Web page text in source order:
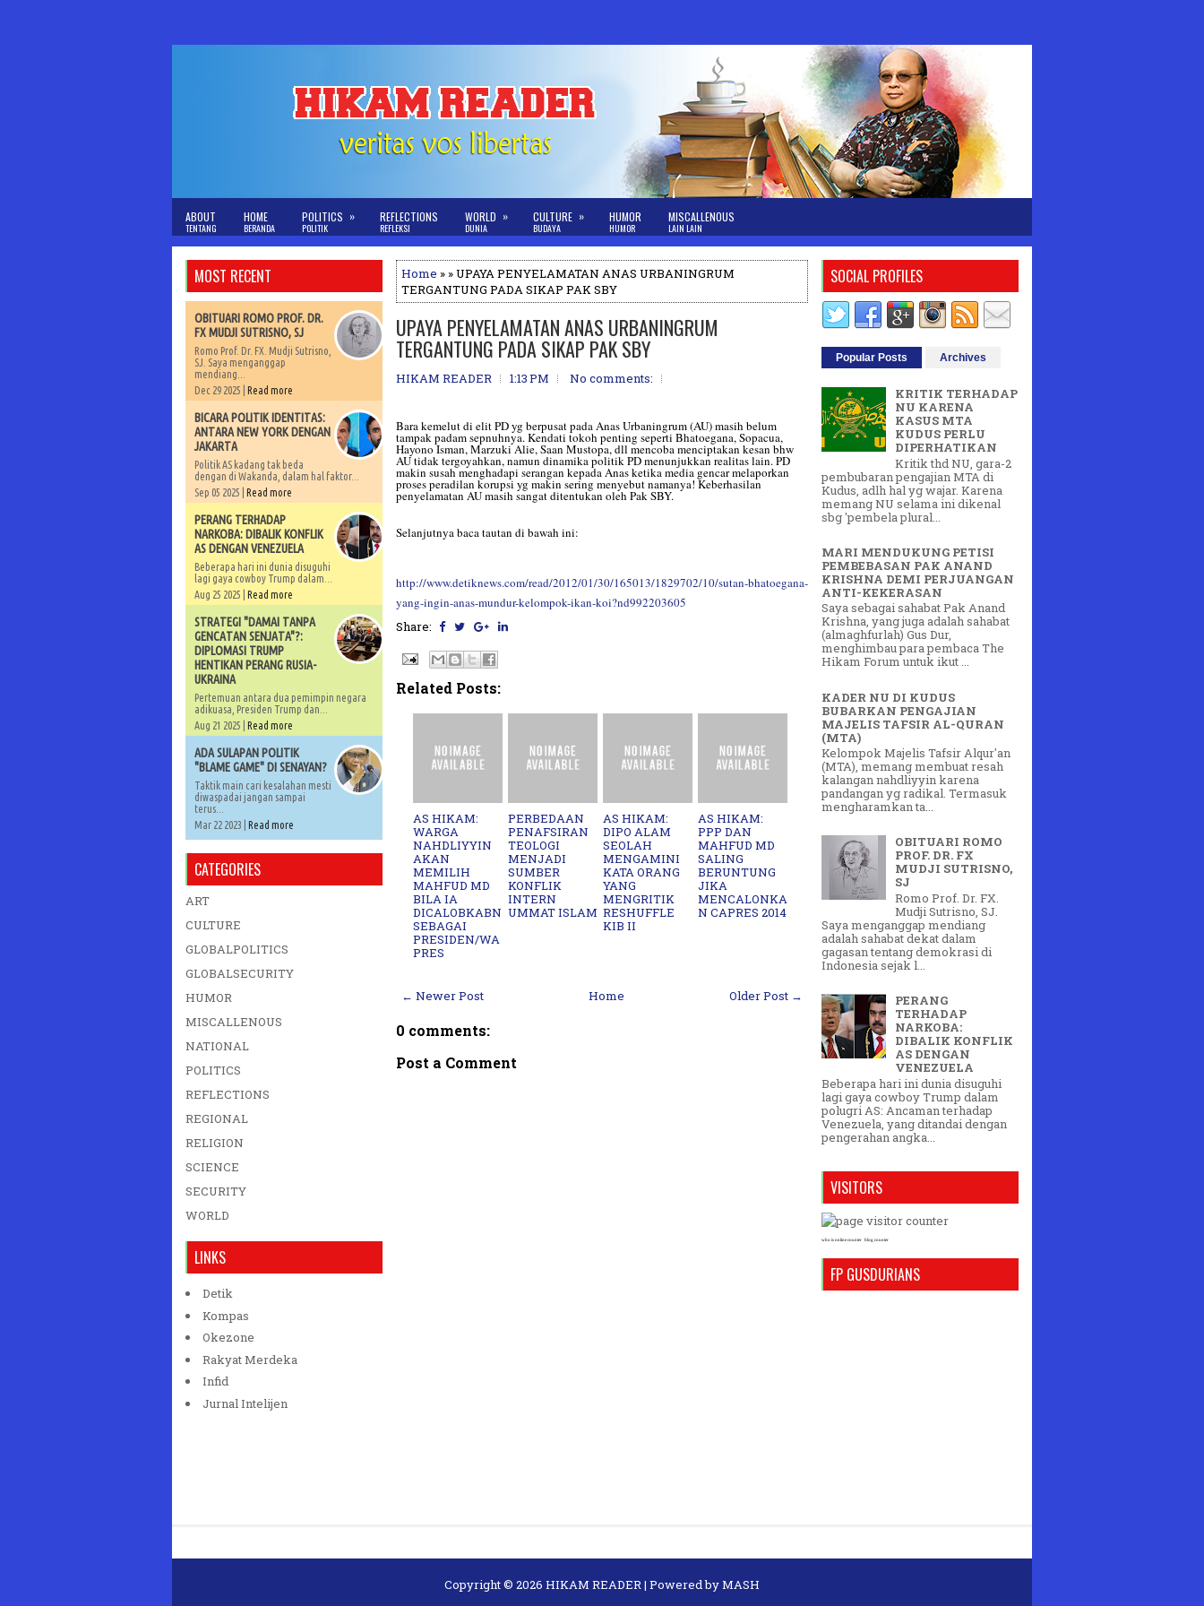
ABOUT
TENTANG
HOME
BERANDA
POLITICS
POLITIK
» REFLECTIONS
REFLEKSI
WORLD
DUNIA
» CULTURE
BUDAYA
» HUMOR
HUMOR
MISCALLENOUS
LAIN LAIN
Home » » UPAYA PENYELAMATAN ANAS URBANINGRUM
TERGANTUNG PADA SIKAP PAK SBY
UPAYA PENYELAMATAN ANAS URBANINGRUM
TERGANTUNG PADA SIKAP PAK SBY
HIKAM READER 1:13 PM No comments:
Bara kemelut di elit PD yg berpusat pada Anas Urbaningrum (AU) masih belum
tampak padam sepnuhnya. Kendati tokoh penting seperti Bhatoegana, Sopacua,
Hayono Isman, Marzuki Alie, Saan Mustopa, dll mencoba menciptakan kesan bhw
AU tidak tergoyahkan, namun dinamika politik PD menunjukkan realitas lain. PD
makin susah menghadapi serangan kepada Anas ketika media gencar melaporkan
proses peradilan korupsi yg makin sering menyebut namanya! Keberhasilan
penyelamatan AU masih sangat ditentukan oleh Pak SBY.
Selanjutnya baca tautan di bawah ini:
http://www.detiknews.com/read/2012/01/30/165013/1829702/10/sutan-bhatoegana-
yang-ingin-anas-mundur-kelompok-ikan-koi?nd992203605
Share:
Related Posts:
AS HIKAM:
WARGA
NAHDLIYYIN
AKAN
MEMILIH
MAHFUD MD
BILA IA
DICALOBKABN
SEBAGAI
PRESIDEN/WA
PRES
PERBEDAAN
PENAFSIRAN
TEOLOGI
MENJADI
SUMBER
KONFLIK
INTERN
UMMAT ISLAM
AS HIKAM:
DIPO ALAM
SEOLAH
MENGAMINI
KATA ORANG
YANG
MENGRITIK
RESHUFFLE
KIB II
AS HIKAM:
PPP DAN
MAHFUD MD
SALING
BERUNTUNG
JIKA
MENCALONKA
N CAPRES 2014
← Newer Post Older Post →
Home
0 comments:
Post a Comment
MOST RECENT
OBITUARI ROMO PROF. DR.
FX MUDJI SUTRISNO, SJ
Romo Prof. Dr. FX. Mudji Sutrisno,
SJ. Saya menganggap
mendiang...
Dec 29 2025 | Read more
BICARA POLITIK IDENTITAS:
ANTARA NEW YORK DENGAN
JAKARTA
Politik AS kadang tak beda
dengan di Wakanda, dalam hal faktor...
Sep 05 2025 | Read more
PERANG TERHADAP
NARKOBA: DIBALIK KONFLIK
AS DENGAN VENEZUELA
Beberapa hari ini dunia disuguhi
lagi gaya cowboy Trump dalam...
Aug 25 2025 | Read more
STRATEGI "DAMAI TANPA
GENCATAN SENJATA"?:
DIPLOMASI TRUMP
HENTIKAN PERANG RUSIA-
UKRAINA
Pertemuan antara dua pemimpin negara
adikuasa, Presiden Trump dan...
Aug 21 2025 | Read more
ADA SULAPAN POLITIK
"BLAME GAME" DI SENAYAN?
Taktik main cari kesalahan mesti
diwaspadai jangan sampai
terus...
Mar 22 2023 | Read more
CATEGORIES
ART
CULTURE
GLOBALPOLITICS
GLOBALSECURITY
HUMOR
MISCALLENOUS
NATIONAL
POLITICS
REFLECTIONS
REGIONAL
RELIGION
SCIENCE
SECURITY
WORLD
LINKS
Detik
Kompas
Okezone
Rakyat Merdeka
Infid
Jurnal Intelijen
SOCIAL PROFILES
Popular Posts Archives
KRITIK TERHADAP
NU KARENA
KASUS MTA
KUDUS PERLU
DIPERHATIKAN
Kritik thd NU, gara-2
pembubaran pengajian MTA di
Kudus, adlh hal yg wajar. Karena
memang NU selama ini dikenal
sbg 'pembela plural...
MARI MENDUKUNG PETISI
PEMBEBASAN PAK ANAND
KRISHNA DEMI PERJUANGAN
ANTI-KEKERASAN
Saya sebagai sahabat Pak Anand
Krishna, yang juga adalah sahabat
(almaghfurlah) Gus Dur,
menghimbau para pembaca The
Hikam Forum untuk ikut ...
KADER NU DI KUDUS
BUBARKAN PENGAJIAN
MAJELIS TAFSIR AL-QURAN
(MTA)
Kelompok Majelis Tafsir Alqur'an
(MTA), memang membuat resah
kalangan nahdliyyin karena
pandangan yg radikal. Termasuk
mengharamkan ta...
OBITUARI ROMO
PROF. DR. FX
MUDJI SUTRISNO,
SJ
Romo Prof. Dr. FX.
Mudji Sutrisno, SJ.
Saya menganggap mendiang
adalah sahabat dekat dalam
gagasan tentang demokrasi di
Indonesia sejak l...
PERANG
TERHADAP
NARKOBA:
DIBALIK KONFLIK
AS DENGAN
VENEZUELA
Beberapa hari ini dunia disuguhi
lagi gaya cowboy Trump dalam
polugri AS: Ancaman terhadap
Venezuela, yang ditandai dengan
pengerahan angka...
VISITORS
who is online counter blog counter
FP GUSDURIANS
Copyright © 2026 HIKAM READER| Powered byMASH